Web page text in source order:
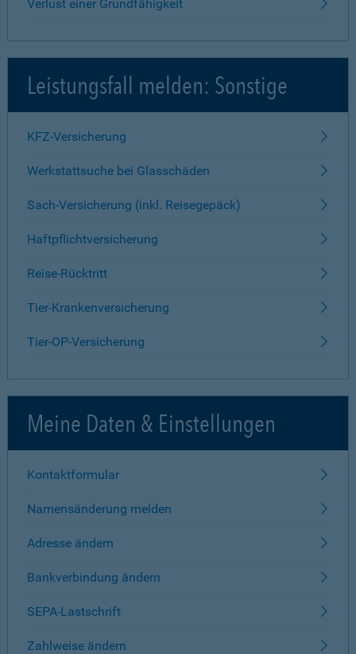
Verlust einer Grundfähigkeit
Leistungsfall melden: Sonstige
KFZ-Versicherung
Werkstattsuche bei Glasschäden
Sach-Versicherung (inkl. Reisegepäck)
Haftpflichtversicherung
Reise-Rücktritt
Tier-Krankenversicherung
Tier-OP-Versicherung
Meine Daten & Einstellungen
Kontaktformular
Namensänderung melden
Adresse ändern
Bankverbindung ändern
SEPA-Lastschrift
Zahlweise ändern